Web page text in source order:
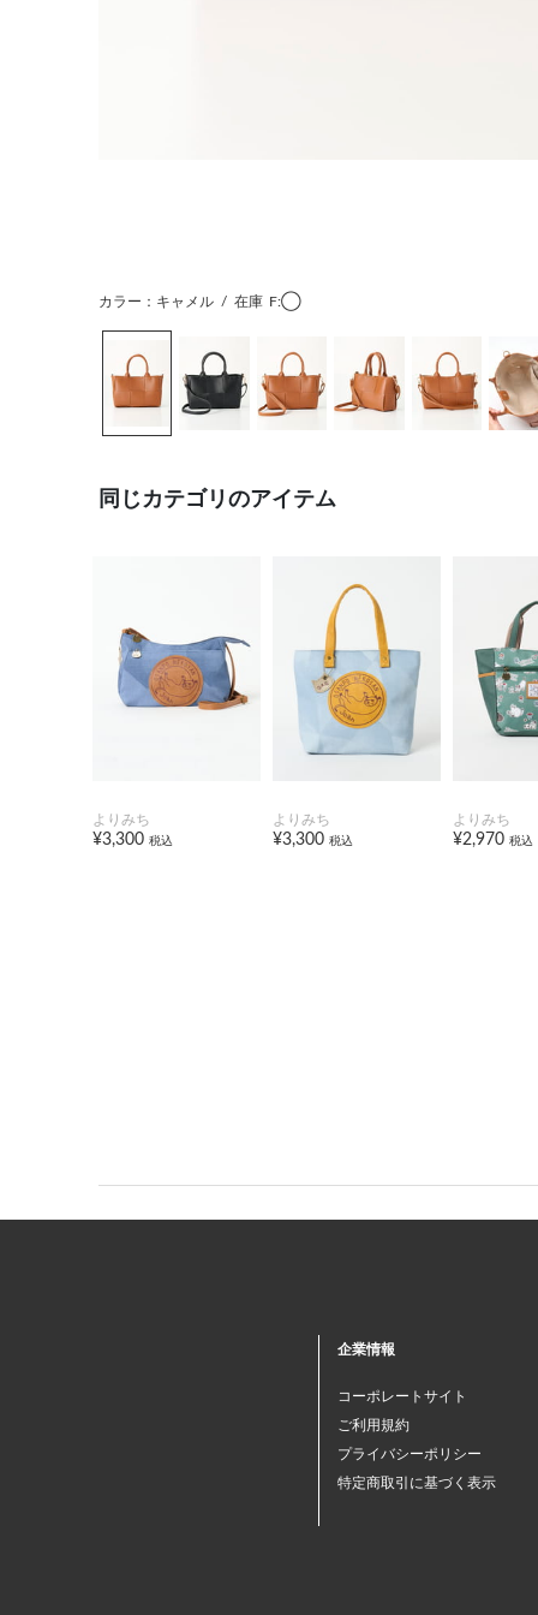
カラー：キャメル / 在庫 F:◯
同じカテゴリのアイテム
よりみち
¥3,300 税込
よりみち
¥3,300 税込
よりみち
¥2,970 税込
企業情報
コーポレートサイト
ご利用規約
プライバシーポリシー
特定商取引に基づく表示